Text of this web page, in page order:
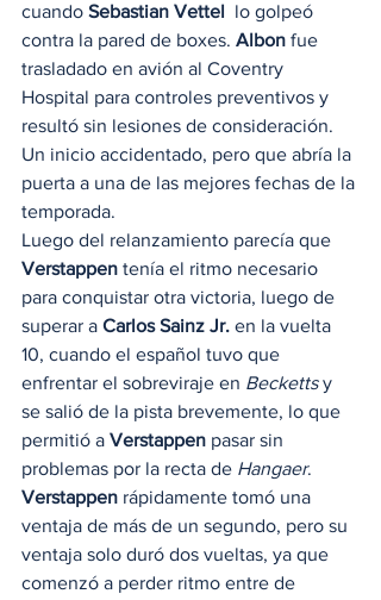
cuando Sebastian Vettel
  lo golpeó
contra la pared de boxes. Albon fue
trasladado en avión al Coventry
Hospital para controles preventivos y
resultó sin lesiones de consideración.
Un inicio accidentado, pero que abría la
puerta a una de las mejores fechas de la
temporada.
Luego del relanzamiento parecía que
Verstappen tenía el ritmo necesario
para conquistar otra victoria, luego de
superar a Carlos Sainz Jr. en la vuelta
10, cuando el español tuvo que
enfrentar el sobreviraje en Becketts y
se salió de la pista brevemente, lo que
permitió a Verstappen pasar sin
problemas por la recta de Hangaer.
Verstappen rápidamente tomó una
ventaja de más de un segundo, pero su
ventaja solo duró dos vueltas, ya que
comenzó a perder ritmo entre de